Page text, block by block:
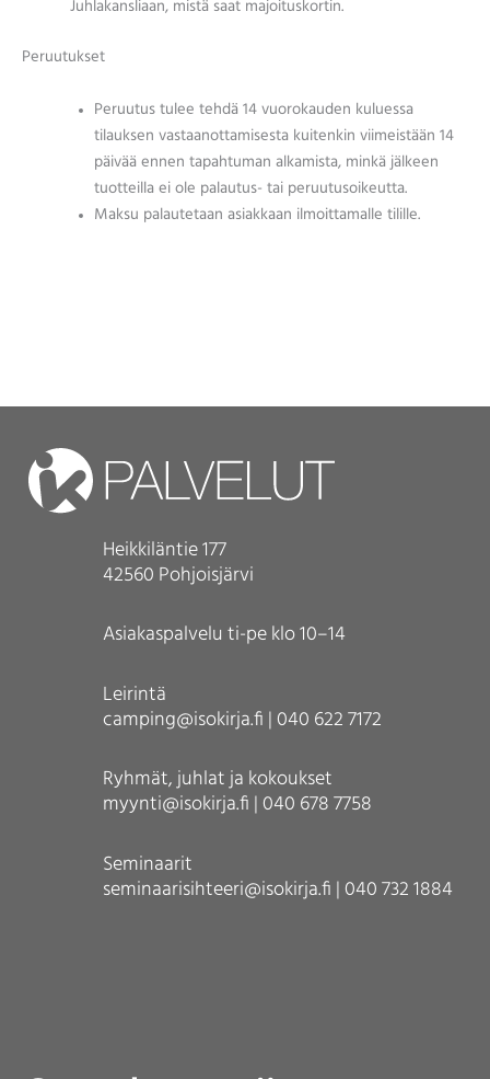
Juhlakansliaan, mistä saat majoituskortin.
Peruutukset
Peruutus tulee tehdä 14 vuorokauden kuluessa
tilauksen vastaanottamisesta kuitenkin viimeistään 14
päivää ennen tapahtuman alkamista, minkä jälkeen
tuotteilla ei ole palautus- tai peruutusoikeutta.
Maksu palautetaan asiakkaan ilmoittamalle tilille.
Heikkiläntie 177
42560 Pohjoisjärvi
Asiakaspalvelu ti-pe klo 10–14
Leirintä
camping@isokirja.fi | 040 622 7172
Ryhmät, juhlat ja kokoukset
myynti@isokirja.fi | 040 678 7758
Seminaarit
seminaarisihteeri@isokirja.fi | 040 732 1884